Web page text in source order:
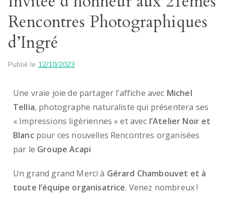
Rencontres Photographiques
d’Ingré
Publié le 12/10/2023
Une vraie joie de partager l’affiche avec Michel
Tellia, photographe naturaliste qui présentera ses
« Impressions ligériennes » et avec l’Atelier Noir et
Blanc pour ces nouvelles Rencontres organisées
par le Groupe Acapi
Un grand grand Merci à Gérard Chambouvet et à
toute l’équipe organisatrice. Venez nombreux !